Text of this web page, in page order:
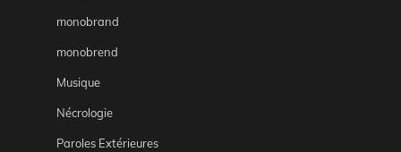
monobrand
monobrend
Musique
Nécrologie
Paroles Extérieures